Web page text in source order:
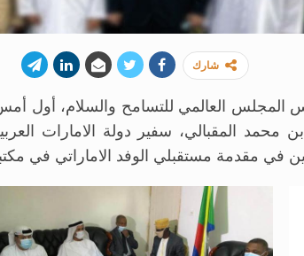
شارك
المجلس العالمي للتسامح والسلام، أول
محمد المقبالي، سفير دولة الامارات
مستقبلي الوفد الاماراتي في مكتبه صباح يوم